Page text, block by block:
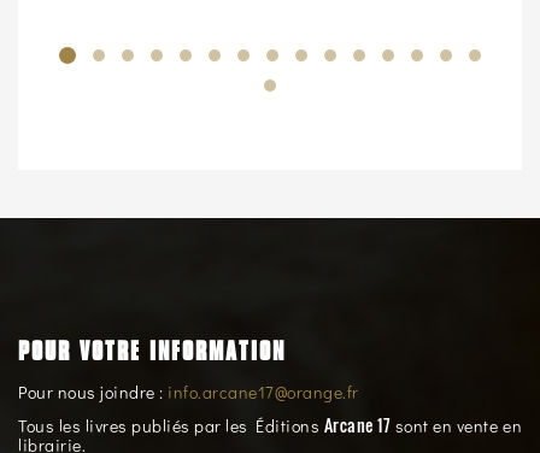
POUR VOTRE INFORMATION
Pour nous joindre : info.arcane17@orange.fr
Tous les livres publiés par les Éditions Arcane 17 sont en vente en
librairie.